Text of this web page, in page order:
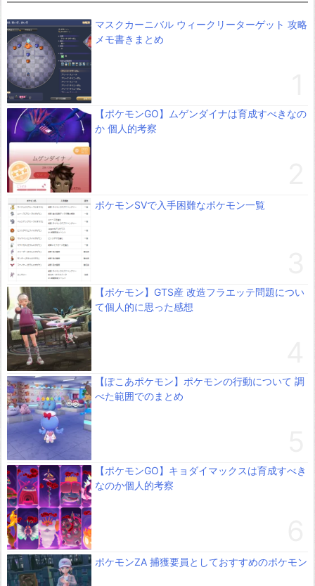
マスクカーニバル ウィークリーターゲット 攻略
メモ書きまとめ
【ポケモンGO】ムゲンダイナは育成すべきなの
か 個人的考察
ポケモンSVで入手困難なポケモン一覧
【ポケモン】GTS産 改造フラエッテ問題につい
て個人的に思った感想
【ぽこあポケモン】ポケモンの行動について 調
べた範囲でのまとめ
【ポケモンGO】キョダイマックスは育成すべき
なのか個人的考察
ポケモンZA 捕獲要員としておすすめのポケモン